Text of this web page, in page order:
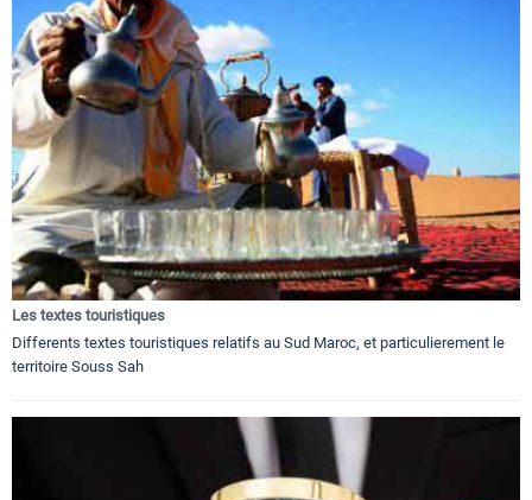
Les textes touristiques
Differents textes touristiques relatifs au Sud Maroc, et particulierement le
territoire Souss Sah